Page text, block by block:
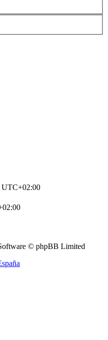
UTC+02:00
© phpBB Limited